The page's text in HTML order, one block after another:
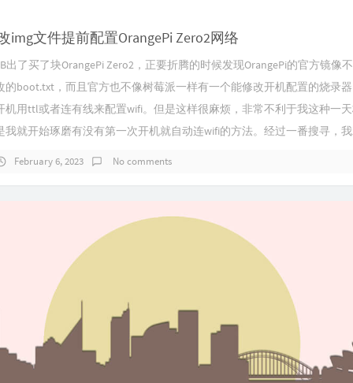
img文件提前配置OrangePi Zero2网络
出了买了块OrangePi Zero2，正要折腾的时候发现OrangePi的官方镜像
的boot.txt，而且官方也不像树莓派一样有一个能修改开机配置的烧录
机用ttl或者连有线来配置wifi。但是这样很麻烦，非常不利于我这种一
我就开始琢磨有没有第一次开机就自动连wifi的方法。经过一番搜寻，
February 6, 2023 No comments